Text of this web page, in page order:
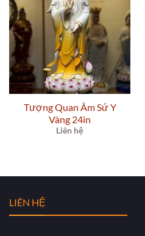
Tượng Quan Âm Sứ Y
Vàng 24in
Liên hệ
LIÊN HỆ